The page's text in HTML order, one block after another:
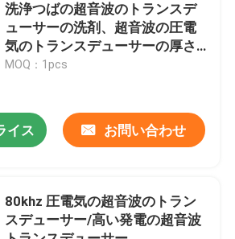
い
い
ンスデューサー
洗浄つばの超音波のトランスデ
ューサーの洗剤、超音波の圧電
気のトランスデューサーの厚さ
1.2mm
MOQ：1pcs
イス お問い合わせ
80khz 圧電気の超音波のトラン
スデューサー/高い発電の超音波